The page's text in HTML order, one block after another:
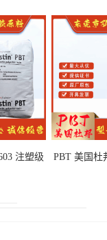
注塑级
PBT 美国杜